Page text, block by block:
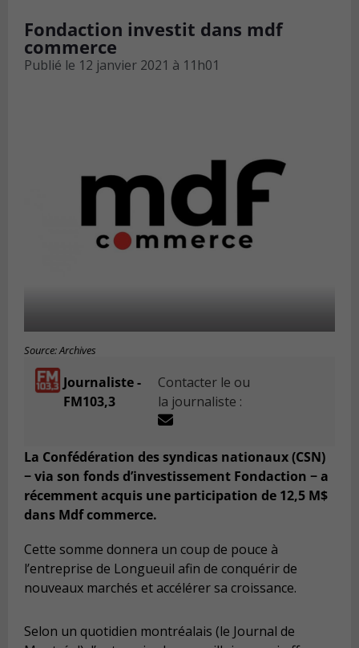
Fondaction investit dans mdf
commerce
Publié le 12 janvier 2021 à 11h01
Source: Archives
Journaliste -
FM103,3
Contacter le ou
la journaliste :
La Confédération des syndicas nationaux (CSN)
− via son fonds d’investissement Fondaction − a
récemment acquis une participation de 12,5 M$
dans Mdf commerce.
Cette somme donnera un coup de pouce à
l’entreprise de Longueuil afin de conquérir de
nouveaux marchés et accélérer sa croissance.
Selon un quotidien montréalais (le Journal de